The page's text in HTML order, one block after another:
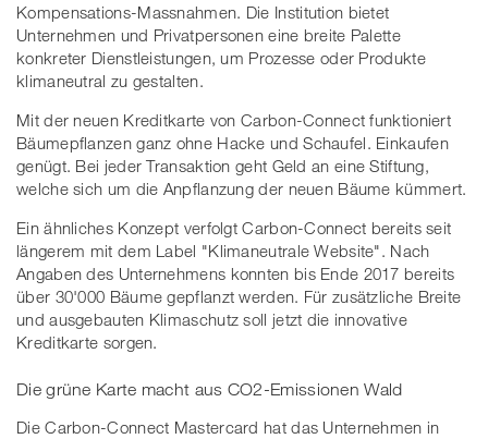
Kompensations-Massnahmen. Die Institution bietet
Unternehmen und Privatpersonen eine breite Palette
konkreter Dienstleistungen, um Prozesse oder Produkte
klimaneutral zu gestalten.
Mit der neuen Kreditkarte von Carbon-Connect funktioniert
Bäumepflanzen ganz ohne Hacke und Schaufel. Einkaufen
genügt. Bei jeder Transaktion geht Geld an eine Stiftung,
welche sich um die Anpflanzung der neuen Bäume kümmert.
Ein ähnliches Konzept verfolgt Carbon-Connect bereits seit
längerem mit dem Label "Klimaneutrale Website". Nach
Angaben des Unternehmens konnten bis Ende 2017 bereits
über 30'000 Bäume gepflanzt werden. Für zusätzliche Breite
und ausgebauten Klimaschutz soll jetzt die innovative
Kreditkarte sorgen.
Die grüne Karte macht aus CO2-Emissionen Wald
Die Carbon-Connect Mastercard hat das Unternehmen in